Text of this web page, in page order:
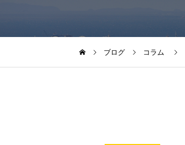
ブログ コラム